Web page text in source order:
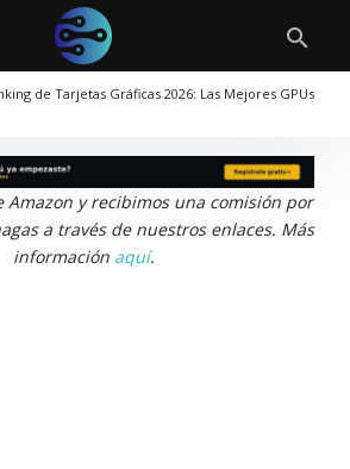
de Tarjetas Gráficas 2026: Las Mejores GPUs
Amazon y recibimos una comisión por
a través de nuestros enlaces. Más
información aquí.